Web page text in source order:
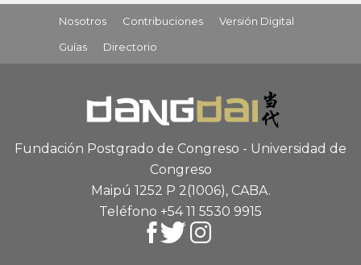
Nosotros Contribuciones
Versión Digital
Guías
Directorio
Fundación Postgrado de Congreso - Universidad de
Congreso
Maipú 1252 P 2(1006), CABA.
Teléfono +54 11 5530 9915